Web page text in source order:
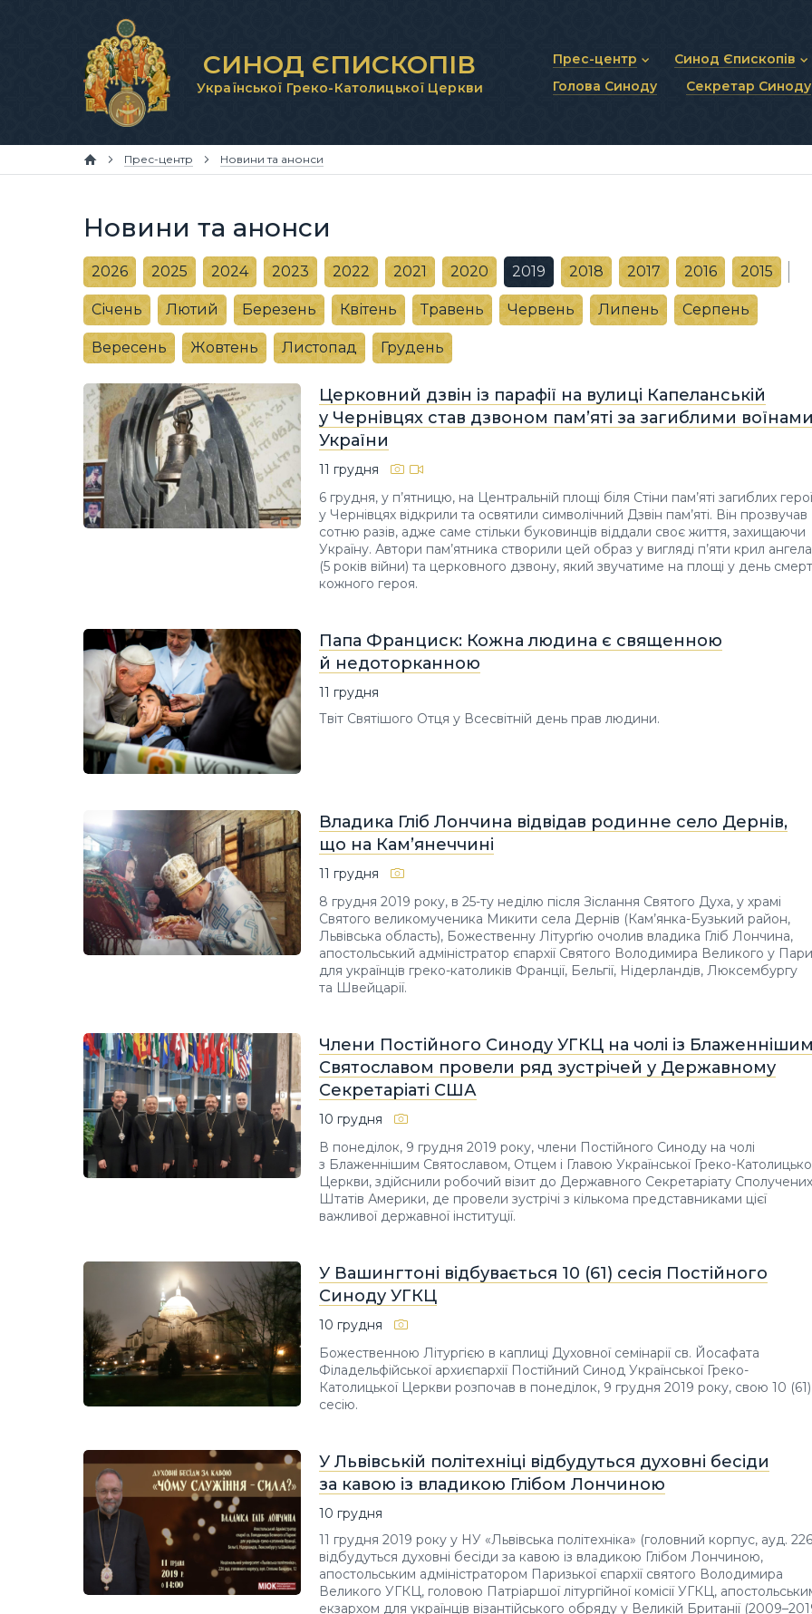
СИНОД ЄПИСКОПІВ
Української Греко-Католицької Церкви
Прес-центр
Новини та анонси
Синод Єпископів
Статут Синоду
Синодальні органи
Голова Синоду Секретар Синоду
Прес-центр Новини та анонси
Новини та анонси
2026 2025 2024 2023 2022 2021 2020 2019 2018 2017 2016 2015
Січень Лютий Березень Квітень Травень Червень Липень Серпень
Вересень Жовтень Листопад Грудень
Церковний дзвін із парафії на вулиці Капеланській
у Чернівцях став дзвоном пам’яті за загиблими
України
11 грудня
6 грудня, у п’ятницю, на Центральній площі біля Стіни пам’яті загиблих
у Чернівцях відкрили та освятили символічний Дзвін пам’яті. Він прозвучав
сотню разів, адже саме стільки буковинців віддали своє життя, захищаючи
Україну. Автори пам’ятника створили цей образ у вигляді п’яти крил ангела
(5 років війни) та церковного дзвону, який звучатиме на площі у день
кожного героя.
Папа Франциск: Кожна людина є священною
й недоторканною
11 грудня
Твіт Святішого Отця у Всесвітній день прав людини.
Владика Гліб Лончина відвідав родинне село Дернів,
що на Кам’янеччині
11 грудня
8 грудня 2019 року, в 25-ту неділю після Зіслання Святого Духа, у храмі
Святого великомученика Микити села Дернів (Кам’янка-Бузький район,
Львівська область), Божественну Літурґію очолив владика Гліб Лончина,
апостольський адміністратор єпархії Святого Володимира Великого у
для українців греко-католиків Франції, Бельгії, Нідерландів, Люксембургу
та Швейцарії.
Члени Постійного Синоду УГКЦ на чолі із
Святославом провели ряд зустрічей у Державному
Секретаріаті США
10 грудня
В понеділок, 9 грудня 2019 року, члени Постійного Синоду на чолі
з Блаженнішим Святославом, Отцем і Главою Української Греко-
Церкви, здійснили робочий візит до Державного Секретаріату Сполучених
Штатів Америки, де провели зустрічі з кількома представниками цієї
важливої державної інституції.
У Вашингтоні відбувається 10 (61) сесія Постійного
Синоду УГКЦ
10 грудня
Божественною Літургією в каплиці Духовної семінарії св. Йосафата
Філадельфійської архиєпархії Постійний Синод Української Греко-
Католицької Церкви розпочав в понеділок, 9 грудня 2019 року, свою 10 (61)
сесію.
У Львівській політехніці відбудуться духовні бесіди
за кавою із владикою Глібом Лончиною
10 грудня
11 грудня 2019 року у НУ «Львівська політехніка» (головний корпус, ауд.
відбудуться духовні бесіди за кавою із владикою Глібом Лончиною,
апостольським адміністратором Паризької єпархії святого Володимира
Великого УГКЦ, головою Патріаршої літургійної комісії УГКЦ,
екзархом для українців візантійського обряду у Великій Британії